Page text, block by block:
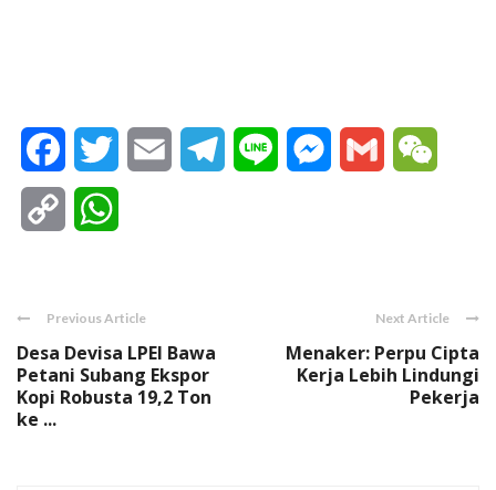
FacebookTwitter Email Telegram
Line Messenger
Gmail
Copy
Previous Article
Desa Devisa LPEI Bawa
Petani Subang Ekspor
Kopi Robusta 19,2 Ton
ke ...
Next Article
Menaker: Perpu Cipta
Kerja Lebih Lindungi
Pekerja